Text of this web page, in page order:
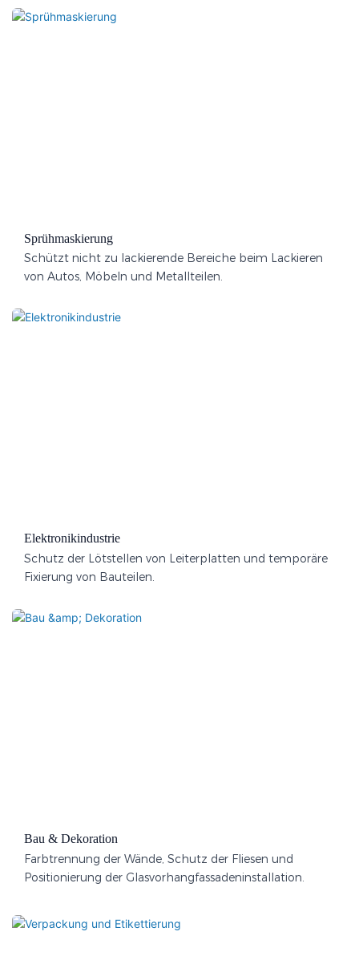
Sprühmaskierung
Schützt nicht zu lackierende Bereiche beim Lackieren
von Autos, Möbeln und Metallteilen.
Elektronikindustrie
Schutz der Lötstellen von Leiterplatten und temporäre
Fixierung von Bauteilen.
Bau & Dekoration
Farbtrennung der Wände, Schutz der Fliesen und
Positionierung der Glasvorhangfassadeninstallation.